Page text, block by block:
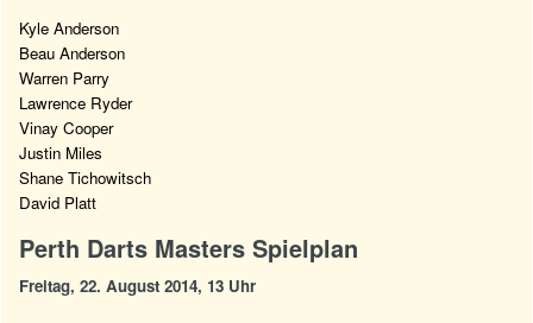
Kyle Anderson
Beau Anderson
Warren Parry
Lawrence Ryder
Vinay Cooper
Justin Miles
Shane Tichowitsch
David Platt
Perth Darts Masters Spielplan
Freitag, 22. August 2014, 13 Uhr